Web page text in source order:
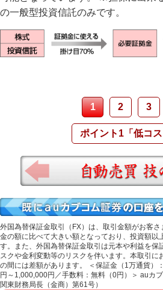
の一般型投資信託のみです。
1 2 3
ポイント1「低コ
自動売買 虎の
外国為替保証金取引（FX）は、取引金額がお客
金の額に比べて大きい額となっており、投資額以
す。また、外国為替保証金取引は元本や利益を保
スクや金利変動等のリスクを伴います。本取引に
の間には差額があります。 ＜保証金（1万通貨）
円～1,000,000円／手数料：無料（0円）＞ auカ
関東財務局長（金商）第61号）